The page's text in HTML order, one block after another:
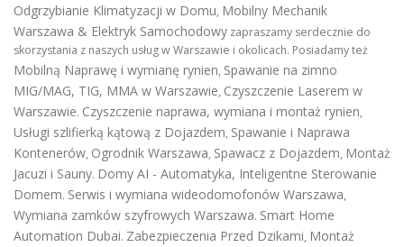
Odgrzybianie Klimatyzacji w Domu, Mobilny Mechanik
Warszawa & Elektryk Samochodowy zapraszamy serdecznie do
skorzystania z naszych usług w Warszawie i okolicach. Posiadamy też
Mobilną Naprawę i wymianę rynien, Spawanie na zimno
MIG/MAG, TIG, MMA w Warszawie, Czyszczenie Laserem w
Warszawie. Czyszczenie naprawa, wymiana i montaż rynien,
Usługi szlifierką kątową z Dojazdem, Spawanie i Naprawa
Kontenerów, Ogrodnik Warszawa, Spawacz z Dojazdem, Montaż
Jacuzi i Sauny. Domy AI - Automatyka, Inteligentne Sterowanie
Domem. Serwis i wymiana wideodomofonów Warszawa,
Wymiana zamków szyfrowych Warszawa. Smart Home
Automation Dubai. Zabezpieczenia Przed Dzikami, Montaż